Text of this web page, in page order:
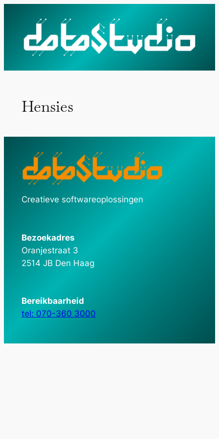
inhoud
Hensies
Creatieve softwareoplossingen
Bezoekadres
Oranjestraat 3
2514 JB Den Haag
Bereikbaarheid
tel: 070-360 3000